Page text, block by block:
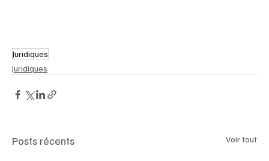
Juridiques
Juridiques
Posts récents Voir tout